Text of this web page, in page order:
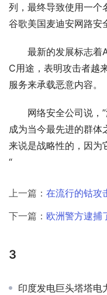
列，最终导致使用一个
谷歌美国麦迪安网路安
最新的发展标志着
C用途，表明攻击者越
服务来承载恶意内容。
网络安全公司说，
成为当今最先进的群体
来说是战略性的，因为
“
上一篇： 在流行的钴攻
下一篇： 欧洲警方逮捕了
3
印度发电巨头塔塔电